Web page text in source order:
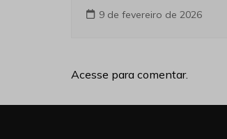
9 de fevereiro de 2026
Acesse para comentar.